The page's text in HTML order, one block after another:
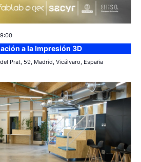
a la Impresión 3D
Prat, 59, Madrid, Vicálvaro, España